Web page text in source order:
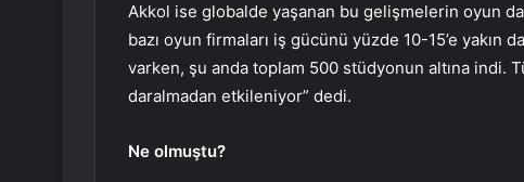
Akkol ise globalde yaşanan bu gelişmelerin oyun
bazı oyun firmaları iş gücünü yüzde 10-15’e yakın
varken, şu anda toplam 500 stüdyonun altına indi.
daralmadan etkileniyor” dedi.
Ne olmuştu?